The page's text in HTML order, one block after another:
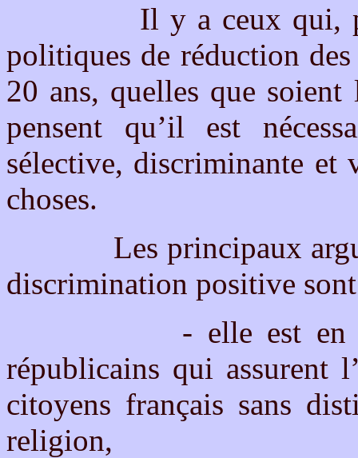
Il y a ceux qui,
politiques de réduction
20 ans, quelles que
pensent qu’il est
sélective, discriminante et
choses.
Les principaux
discrimination positive
- elle est en
républicains qui assurent
citoyens français sans
religion,